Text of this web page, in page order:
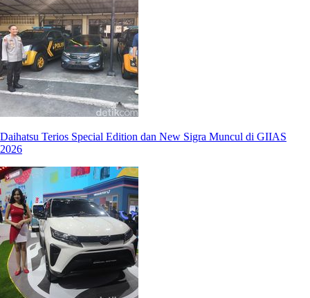
Daihatsu Terios Special Edition dan New Sigra Muncul di GIIAS
2026